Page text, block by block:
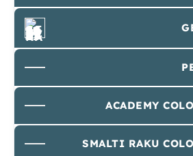
ACADEMY
SMALTI RAKU